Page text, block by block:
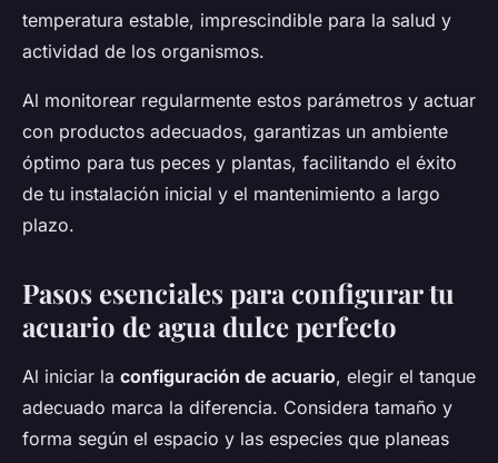
temperatura estable, imprescindible para la salud y
actividad de los organismos.
Al monitorear regularmente estos parámetros y actuar
con productos adecuados, garantizas un ambiente
óptimo para tus peces y plantas, facilitando el éxito
de tu instalación inicial y el mantenimiento a largo
plazo.
Pasos esenciales para configurar tu
acuario de agua dulce perfecto
Al iniciar la configuración de acuario, elegir el tanque
adecuado marca la diferencia. Considera tamaño y
forma según el espacio y las especies que planeas